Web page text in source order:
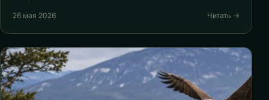
26 мая 2026 Читать →